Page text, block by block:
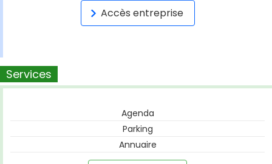
Accès entreprise
Services
Agenda
Parking
Annuaire